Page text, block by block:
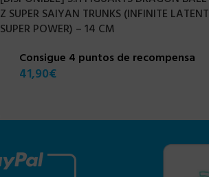
Z SUPER SAIYAN TRUNKS (INFINITE LATENT
SUPER POWER) – 14 CM
Consigue 4 puntos de recompensa
41,90€